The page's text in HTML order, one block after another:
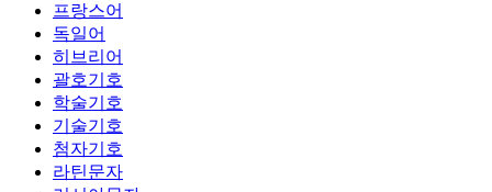
프랑스어
독일어
히브리어
괄호기호
학술기호
기술기호
첨자기호
라틴문자